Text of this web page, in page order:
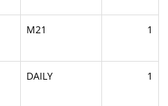
M21 1
DAILY 1